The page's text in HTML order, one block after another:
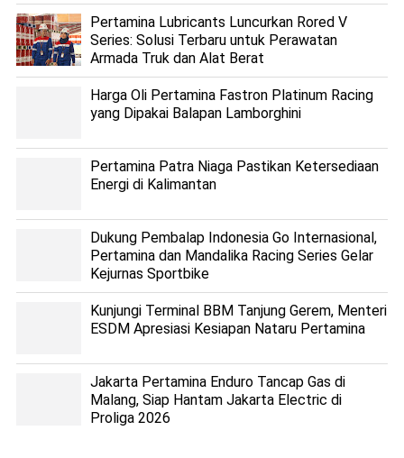
Pertamina Lubricants Luncurkan Rored V
Series: Solusi Terbaru untuk Perawatan
Armada Truk dan Alat Berat
Harga Oli Pertamina Fastron Platinum Racing
yang Dipakai Balapan Lamborghini
Pertamina Patra Niaga Pastikan Ketersediaan
Energi di Kalimantan
Dukung Pembalap Indonesia Go Internasional,
Pertamina dan Mandalika Racing Series Gelar
Kejurnas Sportbike
Kunjungi Terminal BBM Tanjung Gerem, Menteri
ESDM Apresiasi Kesiapan Nataru Pertamina
Jakarta Pertamina Enduro Tancap Gas di
Malang, Siap Hantam Jakarta Electric di
Proliga 2026